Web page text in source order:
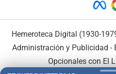
Hemeroteca Digital (1930-
Administración y Publicidad -
Opcionales con El